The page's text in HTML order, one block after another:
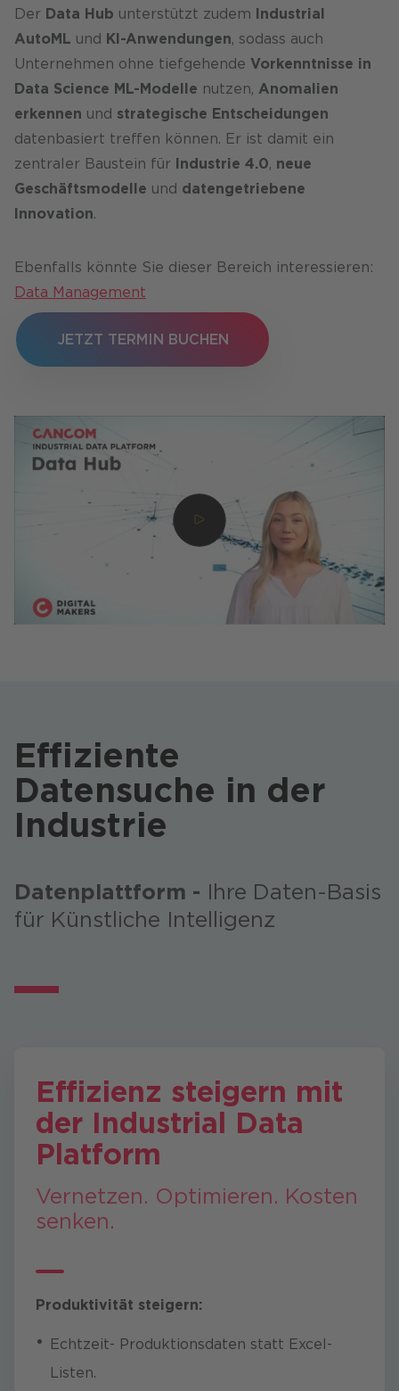
Der Data Hub unterstützt zudem Industrial
AutoML und KI-Anwendungen, sodass auch
Unternehmen ohne tiefgehende Vorkenntnisse in
Data Science ML-Modelle nutzen, Anomalien
erkennen und strategische Entscheidungen
datenbasiert treffen können. Er ist damit ein
zentraler Baustein für Industrie 4.0, neue
Geschäftsmodelle und datengetriebene
Innovation.
Ebenfalls könnte Sie dieser Bereich interessieren:
Data Management
JETZT TERMIN BUCHEN
JETZT TERMIN BUCHEN
Effiziente
Datensuche in der
Industrie
Datenplattform - Ihre Daten-Basis
für Künstliche Intelligenz
Effizienz steigern mit
der Industrial Data
Platform
​Vernetzen. Optimieren. Kosten
senken.
Produktivität steigern:
Echtzeit- Produktionsdaten statt Excel-
Listen.